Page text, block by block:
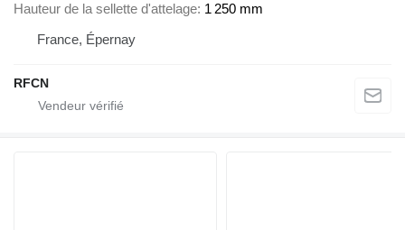
Hauteur de la sellette d'attelage 1 250 mm
France, Épernay
RFCN